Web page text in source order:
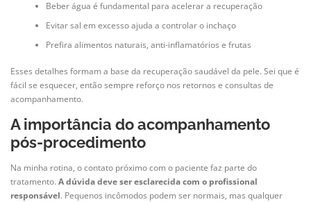
Beber água é fundamental para acelerar a recuperação
Evitar sal em excesso ajuda a controlar o inchaço
Prefira alimentos naturais, anti-inflamatórios e frutas
Esses detalhes formam a base da recuperação saudável da pele. Sei que é
fácil se esquecer, então sempre reforço nos retornos e consultas de
acompanhamento.
A importância do acompanhamento
pós-procedimento
Na minha rotina, o contato próximo com o paciente faz parte do
tratamento. A dúvida deve ser esclarecida com o profissional
responsável. Pequenos incômodos podem ser normais, mas qualquer